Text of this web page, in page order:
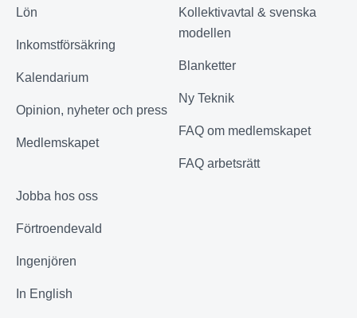
Lön
Inkomstförsäkring
Kalendarium
Opinion, nyheter och press
Medlemskapet
Kollektivavtal & svenska
modellen
Blanketter
Ny Teknik
FAQ om medlemskapet
FAQ arbetsrätt
Jobba hos oss
Förtroendevald
Ingenjören
In English